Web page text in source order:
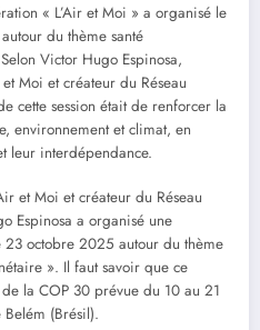
« L’Air et Moi » a organisé le
du thème santé
Victor Hugo Espinosa,
Moi et créateur du Réseau
cette session était de renforcer la
environnement et climat, en
leur interdépendance.
et Moi et créateur du Réseau
Espinosa a organisé une
octobre 2025 autour du thème
». Il faut savoir que ce
la COP 30 prévue du 10 au 21
(Brésil).